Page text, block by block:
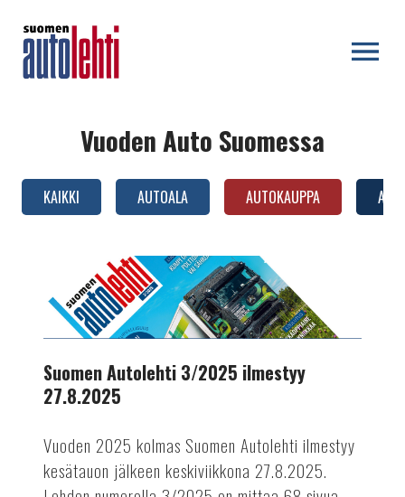
Vuoden Auto Suomessa
KAIKKI AUTOALA AUTOKAUPPA
Autolehti
3/2025
ilmestyy
AUTOTEKNIIKKA
Suomen Autolehti 3/2025 ilmestyy
27.8.2025
Vuoden 2025 kolmas Suomen Autolehti ilmestyy
kesätauon jälkeen keskiviikkona 27.8.2025.